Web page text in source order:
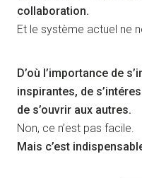
collaboration.
Et le système actuel ne
D’où l’importance de
inspirantes, de
de s’ouvrir aux autres.
Non, ce n’est pas facile.
Mais c’est